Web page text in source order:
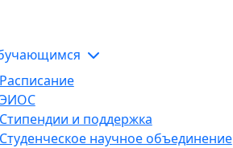
Расписание
ЭИОС
Стипендии и поддержка
Студенческое научное объединение